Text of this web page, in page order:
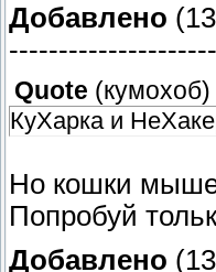
Добавлено
Quote (кумохоб)
КуХарка и
Но кошки
Попробуй
Добавлено